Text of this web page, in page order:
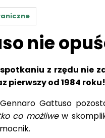
nie
z rzędu nie
pierwszy od 1984 roku!
Gattuso
co możliwew